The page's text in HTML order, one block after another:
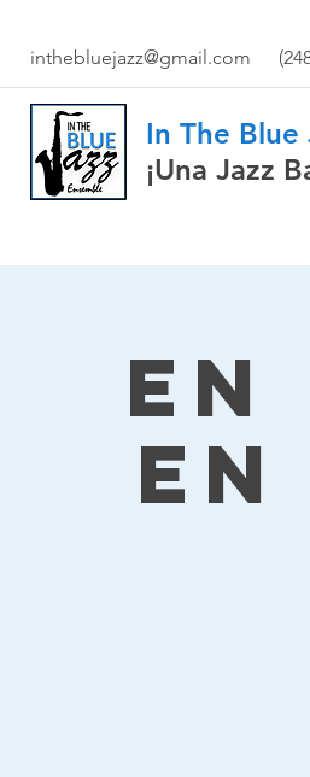
inthebluejazz@gmail.com
In The Blue
¡Una Jazz